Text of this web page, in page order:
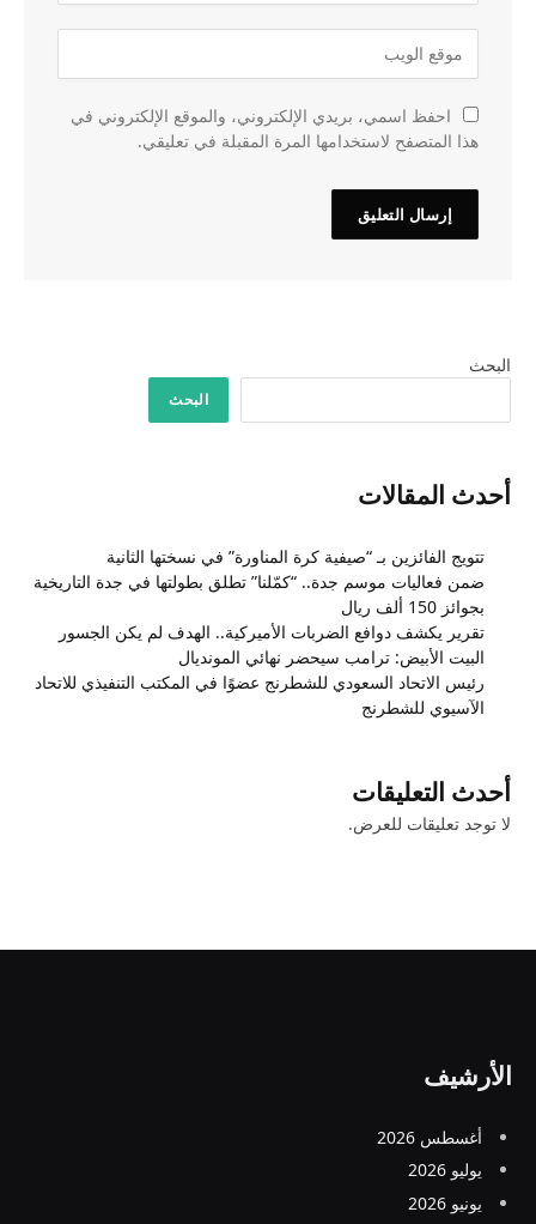
احفظ اسمي، بريدي الإلكتروني، والموقع الإلكتروني في
هذا المتصفح لاستخدامها المرة المقبلة في تعليقي.
البحث
البحث
أحدث المقالات
تتويج الفائزين بـ “صيفية كرة المناورة” في نسختها الثانية
ضمن فعاليات موسم جدة.. “كمّلنا” تطلق بطولتها في جدة التاريخية
بجوائز 150 ألف ريال
تقرير يكشف دوافع الضربات الأميركية.. الهدف لم يكن الجسور
البيت الأبيض: ترامب سيحضر نهائي المونديال
رئيس الاتحاد السعودي للشطرنج عضوًا في المكتب التنفيذي للاتحاد
الآسيوي للشطرنج
أحدث التعليقات
لا توجد تعليقات للعرض.
الأرشيف
أغسطس 2026
يوليو 2026
يونيو 2026